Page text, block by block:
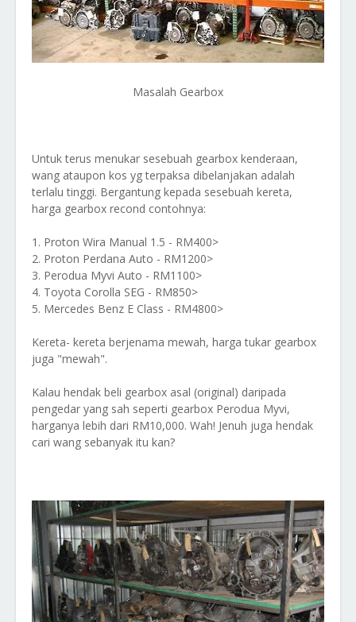
Masalah Gearbox
Untuk terus menukar sesebuah gearbox kenderaan,
wang ataupon kos yg terpaksa dibelanjakan adalah
terlalu tinggi. Bergantung kepada sesebuah kereta,
harga gearbox recond contohnya:
1. Proton Wira Manual 1.5 - RM400>
2. Proton Perdana Auto - RM1200>
3. Perodua Myvi Auto - RM1100>
4. Toyota Corolla SEG - RM850>
5. Mercedes Benz E Class - RM4800>
Kereta- kereta berjenama mewah, harga tukar gearbox
juga "mewah".
Kalau hendak beli gearbox asal (original) daripada
pengedar yang sah seperti gearbox Perodua Myvi,
harganya lebih dari RM10,000. Wah! Jenuh juga hendak
cari wang sebanyak itu kan?